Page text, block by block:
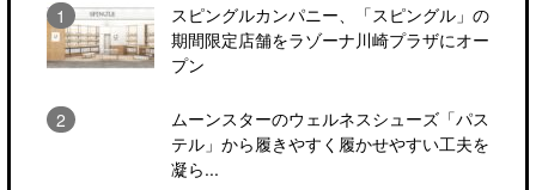
スピングルカンパニー、「スピングル」の
期間限定店舗をラゾーナ川崎プラザにオー
プン
ムーンスターのウェルネスシューズ「パス
テル」から履きやすく履かせやすい工夫を
凝ら...